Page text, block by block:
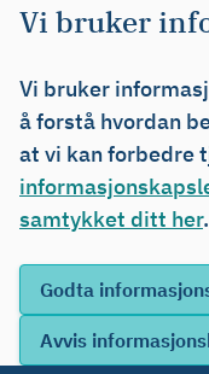
Vi bruker
Vi bruker
å forstå hvordan
at vi kan forbedre
samtykket ditt her.